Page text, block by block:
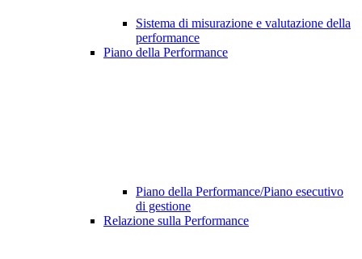
Sistema di misurazione e valutazione della
performance
Piano della Performance
Piano della Performance/Piano esecutivo
di gestione
Relazione sulla Performance